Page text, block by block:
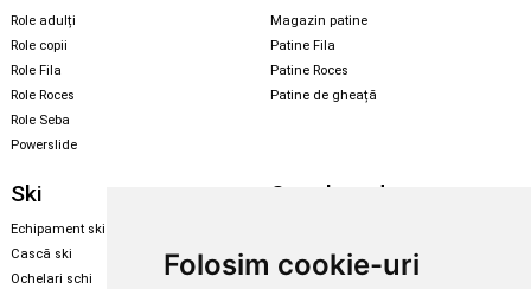
Folosim cookie-uri
Role adulți
Role copii
Role Fila
Role Roces
Role Seba
Powerslide
Magazin patine
Patine Fila
Patine Roces
Patine de gheață
Ski
Echipament ski
Cască ski
Ochelari schi
Snowboard
Echipament snowboard
Legături Rome SDS